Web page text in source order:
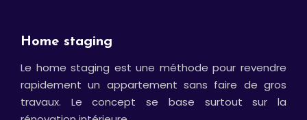
Home staging
Le home staging est une méthode pour revendre
rapidement un appartement sans faire de gros
travaux. Le concept se base surtout sur la